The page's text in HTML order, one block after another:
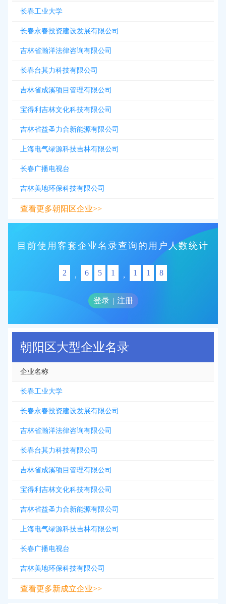
长春工业大学
长春永春投资建设发展有限公司
吉林省瀚洋法律咨询有限公司
长春台其力科技有限公司
吉林省成溪项目管理有限公司
宝得利吉林文化科技有限公司
吉林省益圣力合新能源有限公司
上海电气绿源科技吉林有限公司
长春广播电视台
吉林美地环保科技有限公司
查看更多朝阳区企业>>
目前使用客套企业名录查询的用户人数统计
2 , 6 5 1 , 1 1 8
登录 | 注册
朝阳区大型企业名录
企业名称
长春工业大学
长春永春投资建设发展有限公司
吉林省瀚洋法律咨询有限公司
长春台其力科技有限公司
吉林省成溪项目管理有限公司
宝得利吉林文化科技有限公司
吉林省益圣力合新能源有限公司
上海电气绿源科技吉林有限公司
长春广播电视台
吉林美地环保科技有限公司
查看更多新成立企业>>